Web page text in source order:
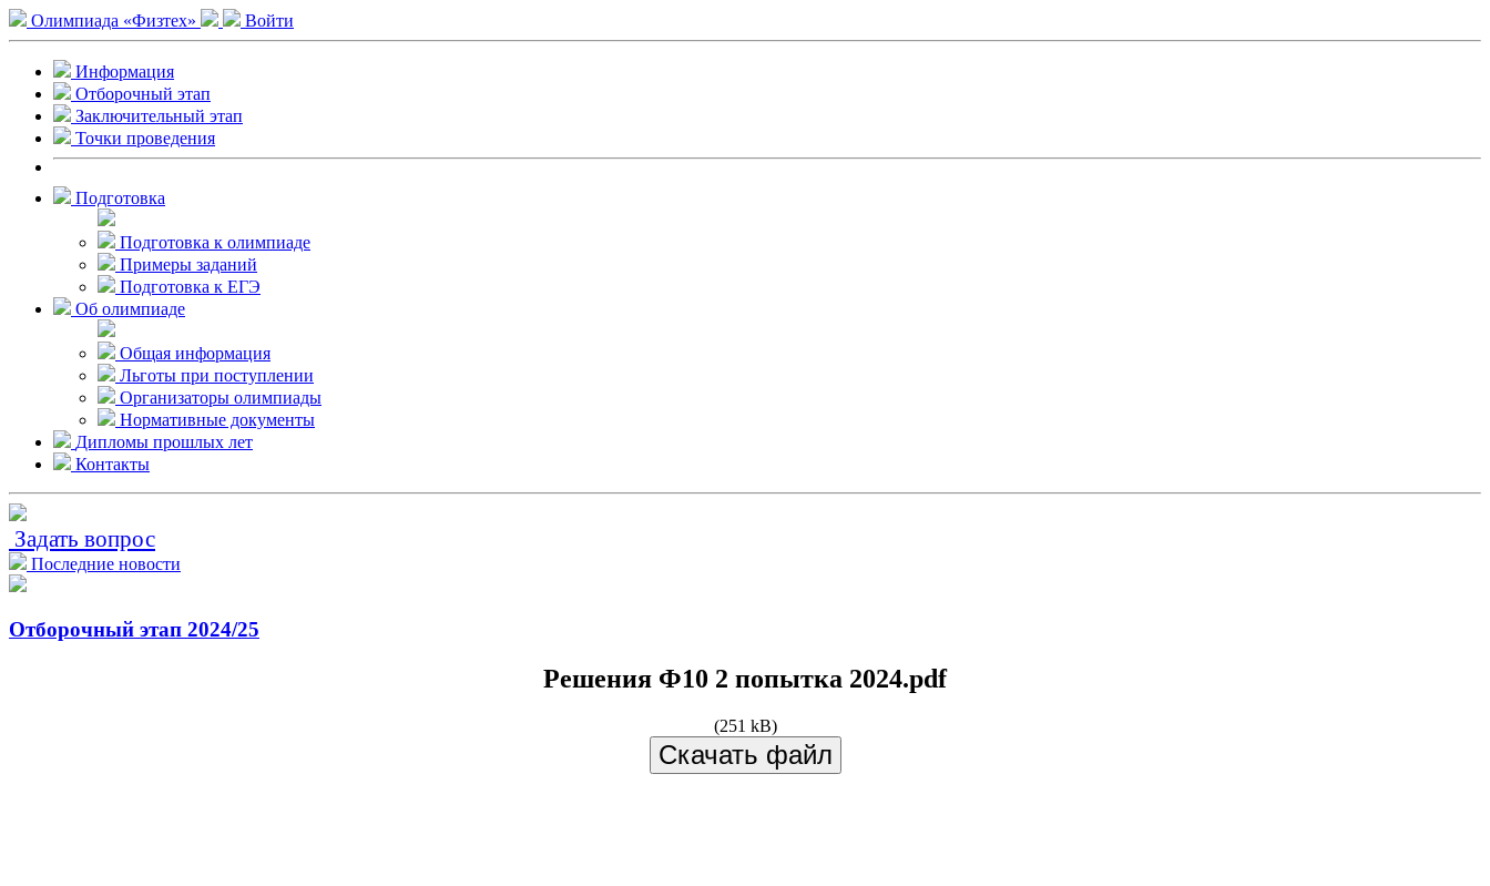
Олимпиада «Физтех» Войти
Информация
Отборочный этап
Заключительный этап
Точки проведения
Подготовка
Подготовка к олимпиаде
Примеры заданий
Подготовка к ЕГЭ
Об олимпиаде
Общая информация
Льготы при поступлении
Организаторы олимпиады
Нормативные документы
Дипломы прошлых лет
Контакты
Задать вопрос
Последние новости
Отборочный этап 2024/25
Решения Ф10 2 попытка 2024.pdf
(251 kB)
Скачать файл